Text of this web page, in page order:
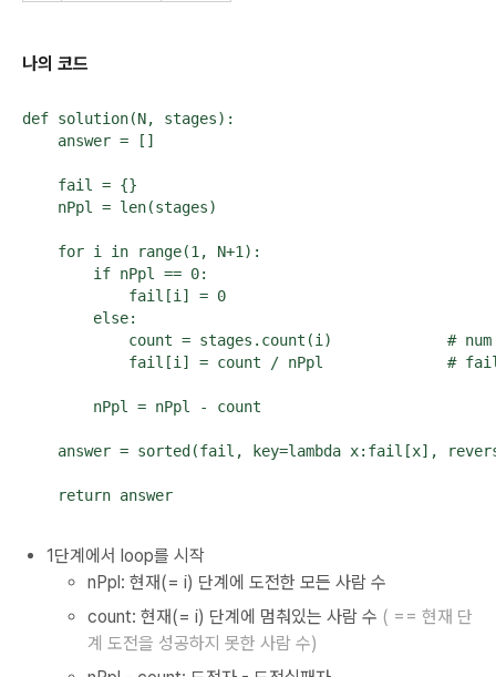
나의 코드
def solution(N, stages):
    answer = []
    fail = {}
    nPpl = len(stages)
    for i in range(1, N+1):
        if nPpl == 0:
            fail[i] = 0
        else:
            count = stages.count(i)		# num of ppl still in level i
            fail[i] = count / nPpl		# failuer percentage
        nPpl = nPpl - count
answer = sorted(fail, key=lambda x:fail[x],
    return answer
1단계에서 loop를 시작
nPpl: 현재(= i) 단계에 도전한 모든 사람 수
count: 현재(= i) 단계에 멈춰있는 사람 수 ( == 현재 단
계 도전을 성공하지 못한 사람 수)